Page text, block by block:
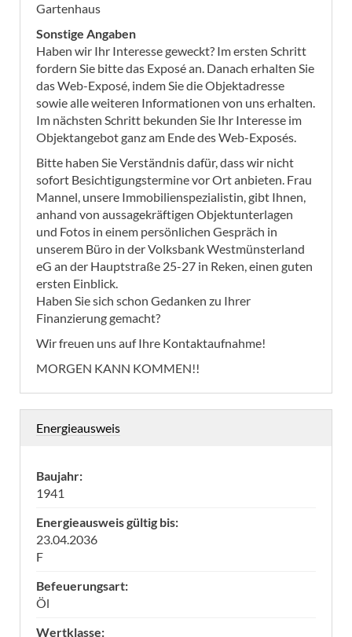
Gartenhaus
Sonstige Angaben
Haben wir Ihr Interesse geweckt? Im ersten Schritt
fordern Sie bitte das Exposé an. Danach erhalten Sie
das Web-Exposé, indem Sie die Objektadresse
sowie alle weiteren Informationen von uns erhalten.
Im nächsten Schritt bekunden Sie Ihr Interesse im
Objektangebot ganz am Ende des Web-Exposés.
Bitte haben Sie Verständnis dafür, dass wir nicht
sofort Besichtigungstermine vor Ort anbieten. Frau
Mannel, unsere Immobilienspezialistin, gibt Ihnen,
anhand von aussagekräftigen Objektunterlagen
und Fotos in einem persönlichen Gespräch in
unserem Büro in der Volksbank Westmünsterland
eG an der Hauptstraße 25-27 in Reken, einen guten
ersten Einblick.
Haben Sie sich schon Gedanken zu Ihrer
Finanzierung gemacht?
Wir freuen uns auf Ihre Kontaktaufnahme!
MORGEN KANN KOMMEN!!
Energieausweis
Baujahr:
1941
Energieausweis gültig bis:
23.04.2036
F
Befeuerungsart:
Öl
Wertklasse: